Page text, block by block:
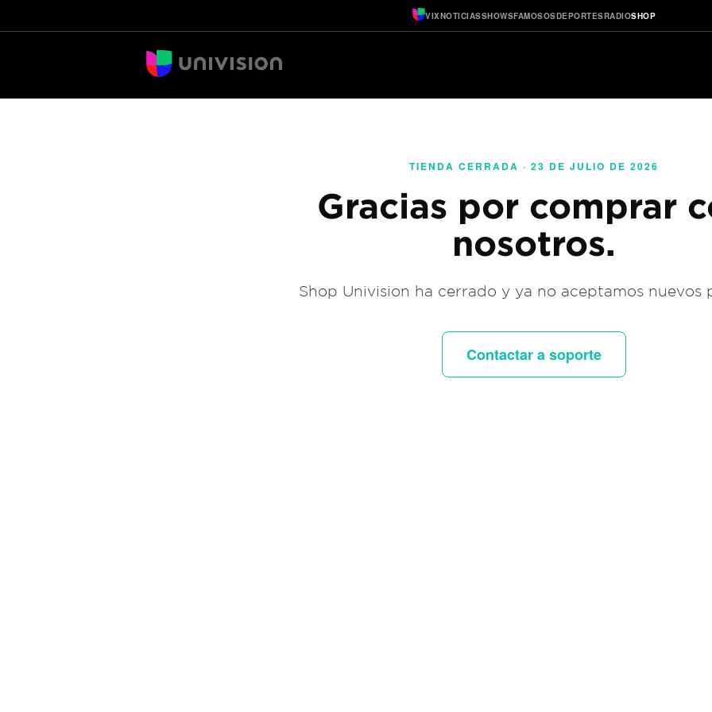
VIXNOTICIASSHOWSFAMOSOSDEPORTESRADIOSHOP
TIENDA CERRADA · 23 DE JULIO DE 2026
Gracias por comprar
nosotros.
Shop Univision ha cerrado y ya no aceptamos nuevos
Contactar a soporte